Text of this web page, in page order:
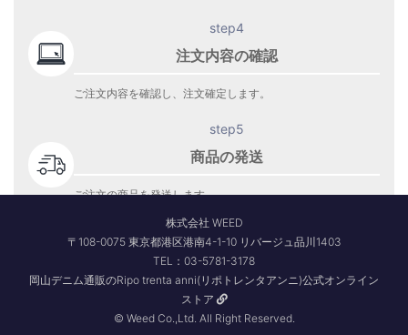
step4
注文内容の確認
ご注文内容を確認し、注文確定します。
step5
商品の発送
ご注文の商品を発送します。
株式会社 WEED
〒108-0075 東京都港区港南4-1-10 リバージュ品川1403
TEL：03-5781-3178
岡山デニム通販のRipo trenta anni(リポトレンタアンニ)公式オンライン
ストア
© Weed Co.,Ltd. All Right Reserved.